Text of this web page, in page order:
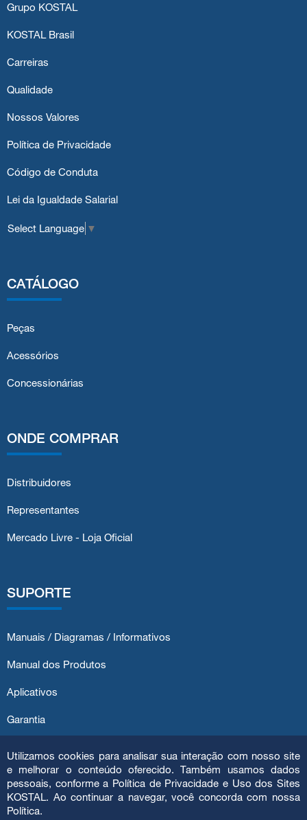
Grupo KOSTAL
KOSTAL Brasil
Carreiras
Qualidade
Nossos Valores
Política de Privacidade
Código de Conduta
Lei da Igualdade Salarial
Select Language ▼
CATÁLOGO
Peças
Acessórios
Concessionárias
ONDE COMPRAR
Distribuidores
Representantes
Mercado Livre - Loja Oficial
SUPORTE
Manuais / Diagramas / Informativos
Manual dos Produtos
Aplicativos
Garantia
Utilizamos cookies para analisar sua interação com nosso site
e melhorar o conteúdo oferecido. Também usamos dados
pessoais, conforme a Política de Privacidade e Uso dos Sites
KOSTAL. Ao continuar a navegar, você concorda com nossa
Política.